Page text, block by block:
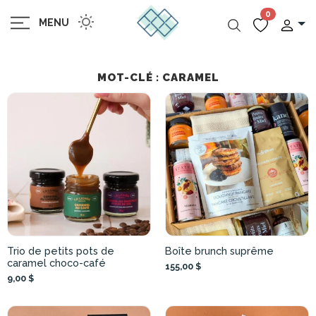
MENU
0
MOT-CLÉ : CARAMEL
Trio de petits pots de
caramel choco-café
9,00 $
Boîte brunch suprême
155,00 $